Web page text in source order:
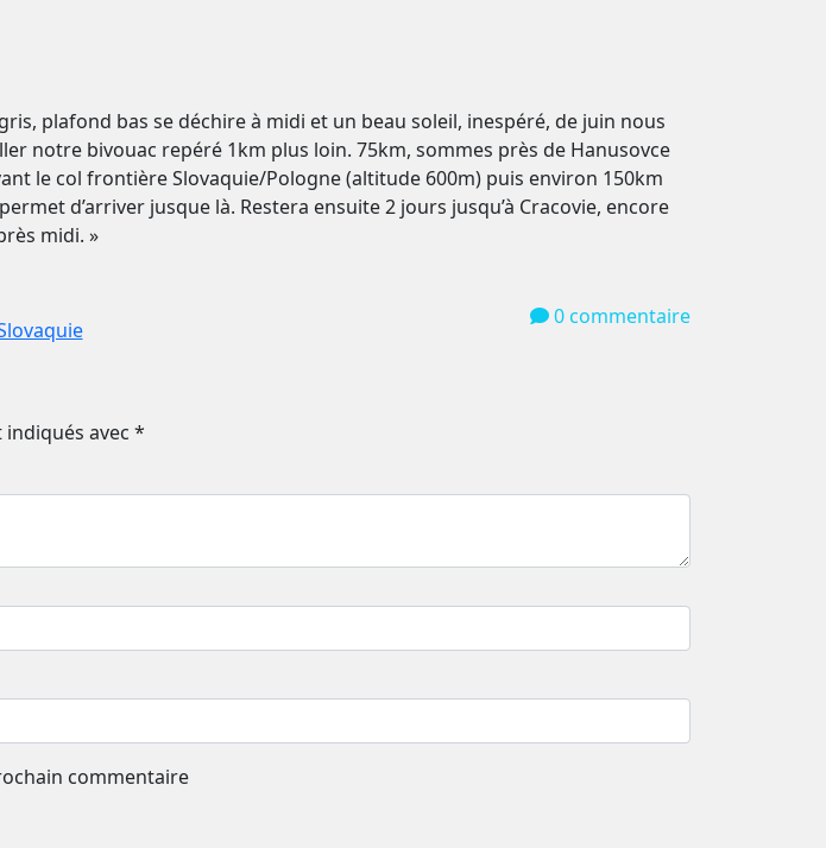
plafond bas se déchire à midi et un beau soleil, inespéré, de juin nous
notre bivouac repéré 1km plus loin. 75km, sommes près de Hanusovce
le col frontière Slovaquie/Pologne (altitude 600m) puis environ 150km
d’arriver jusque là. Restera ensuite 2 jours jusqu’à Cracovie, encore
midi. »
0 commentaire
avec *
commentaire